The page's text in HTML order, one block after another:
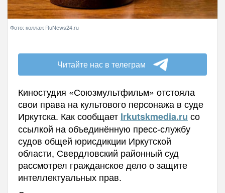
Фото: коллаж RuNews24.ru
Читайте нас в телеграм
Киностудия «Союзмультфильм» отстояла
свои права на культового персонажа в суде
Иркутска. Как сообщает Irkutskmedia.ru со
ссылкой на объединённую пресс-службу
судов общей юрисдикции Иркутской
области, Свердловский районный суд
рассмотрел гражданское дело о защите
интеллектуальных прав.